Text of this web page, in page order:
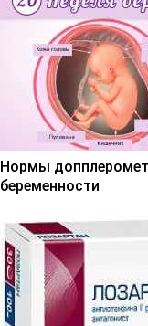
Нормы
беременности